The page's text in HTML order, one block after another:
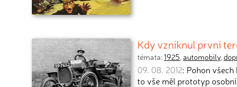
Kdy vzniknul první
témata:1925,automobily,
09. 08. 2012: Pohon
to vše měl prototyp